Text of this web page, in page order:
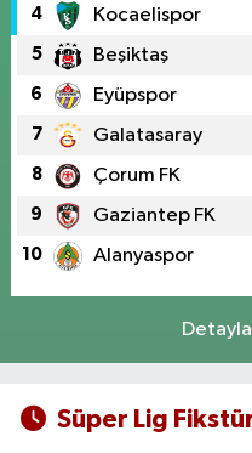
4 Kocaelispor
5 Beşiktaş
6 Eyüpspor
7 Galatasaray
8 Çorum FK
9 Gaziantep FK
10 Alanyaspor
Süper Lig